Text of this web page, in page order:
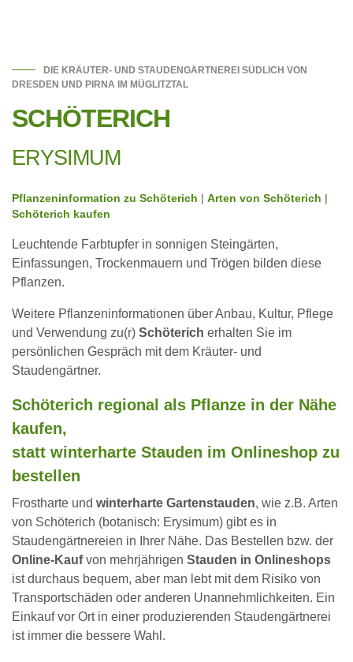
DIE KRÄUTER- UND STAUDENGÄRTNEREI SÜDLICH VON
DRESDEN UND PIRNA IM MÜGLITZTAL
SCHÖTERICH
ERYSIMUM
Pflanzeninformation zu Schöterich Arten von Schöterich
Schöterich kaufen
Leuchtende Farbtupfer in sonnigen Steingärten,
Einfassungen, Trockenmauern und Trögen bilden diese
Pflanzen.
Weitere Pflanzeninformationen über Anbau, Kultur, Pflege
und Verwendung zu(r) Schöterich erhalten Sie im
persönlichen Gespräch mit dem Kräuter- und
Staudengärtner.
Schöterich regional als Pflanze in der Nähe
kaufen,
statt winterharte Stauden im Onlineshop zu
bestellen
Frostharte und winterharte Gartenstauden, wie z.B. Arten
von Schöterich (botanisch: Erysimum) gibt es in
Staudengärtnereien in Ihrer Nähe. Das Bestellen bzw. der
Online-Kaufvon mehrjährigen Stauden in Onlineshops
ist durchaus bequem, aber man lebt mit dem Risiko von
Transportschäden oder anderen Unannehmlichkeiten. Ein
Einkauf vor Ort in einer produzierenden Staudengärtnerei
ist immer die bessere Wahl.